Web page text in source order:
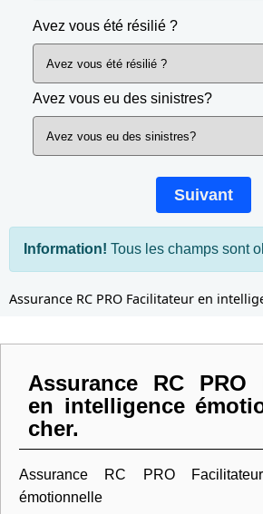
Avez vous été résilié ?
Avez vous eu des sinistres?
Suivant
Information! Tous les champs sont
Assurance RC PRO Facilitateur en
Assurance RC PRO
en intelligence
cher.
Assurance RC PRO
émotionnelle